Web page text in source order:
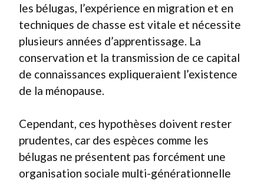
les bélugas, l’expérience en migration et en
techniques de chasse est vitale et nécessite
plusieurs années d’apprentissage. La
conservation et la transmission de ce capital
de connaissances expliqueraient l’existence
de la ménopause.
Cependant, ces hypothèses doivent rester
prudentes, car des espèces comme les
bélugas ne présentent pas forcément une
organisation sociale multi-générationnelle